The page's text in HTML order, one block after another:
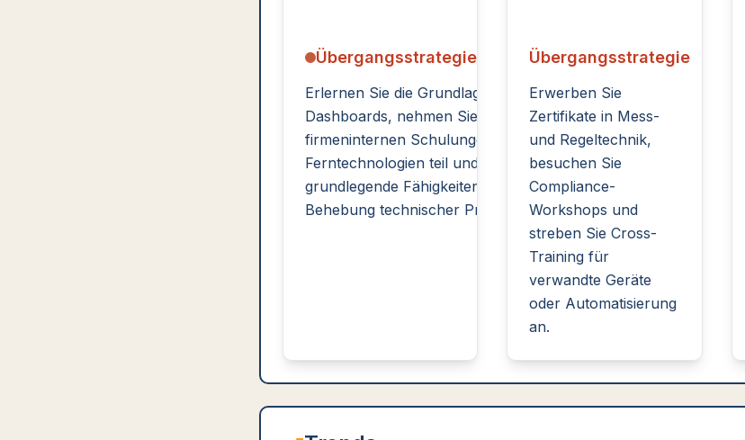
Übergangsstrategie
Erlernen Sie die Grundlagen digitaler
Dashboards, nehmen Sie an
firmeninternen Schulungen zu
Ferntechnologien teil und bauen Sie
grundlegende Fähigkeiten zur
Behebung technischer Probleme auf.
Übergangsstrategie
Erwerben Sie
Zertifikate in Mess-
und Regeltechnik,
besuchen Sie
Compliance-
Workshops und
streben Sie Cross-
Training für
verwandte Geräte
oder Automatisierung
an.